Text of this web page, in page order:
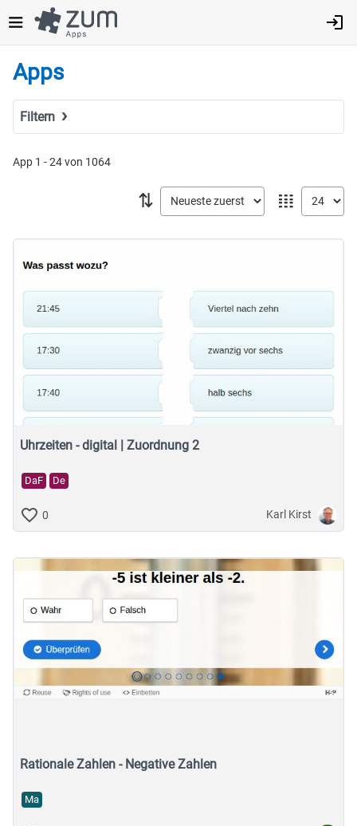
zum
Inhalt
Apps
Filtern
Fach
Sprachen
Geistes- & Sozialwissenschaften
Musische Fächer & Sport
Berufliche Bildung
Sonstiges
Select All
Sekundarstufe 1
Förderschulbereich
Berufsausbildung
Weiterbildung
Hochschule
Typ
App 1 - 24 von 1064
𝍖
⇅
Uhrzeiten - digital | Zuordnung 2
DaF De
0 Karl Kirst
Rationale Zahlen - Negative Zahlen
Ma